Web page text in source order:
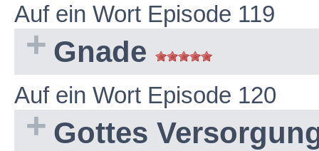
Auf ein Wort Episode 119
Gnade
Auf ein Wort Episode 120
Gottes